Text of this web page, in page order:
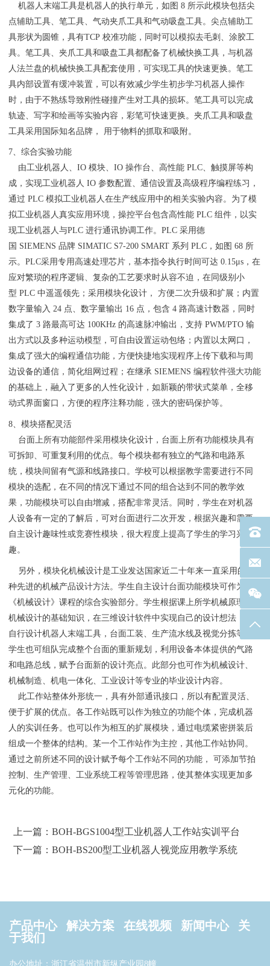
机器人末端工具是机器人的执行单元，如图 8 所示此模块包括尖
点辅助工具、笔工具、气动夹爪工具和气动吸盘工具。尖点辅助工
具形状为圆锥，具有TCP 校准功能，同时可以模拟去毛刺、涂胶工
具。笔工具、夹爪工具和吸盘工具都配备了机械快换工具，与机器
人法兰盘的机械快换工具配套使用，可实现工具的快速更换。笔工
具内部设置有缓冲装置，可以有效减少学生初步学习机器人操作
时，由于不熟练导致刚性碰撞产生对工具的损坏。笔工具可以完成
轨迹、写字和绘画等实验内容，彩笔可快速更换。夹爪工具和吸盘
工具采用国际知名品牌， 用于物料的抓取和吸附。
7、综合实验功能
由工业机器人、IO 模块、IO 操作台、高性能 PLC、触摸屏等构
成，实现工业机器人 IO 参数配置、通信设置及高级程序编程练习，
通过 PLC 模拟工业机器人在生产线应用中的相关实验内容。为了模
拟工业机器人真实应用环境，操控平台包含高性能 PLC 组件，以实
现工业机器人与PLC 进行通讯协调工作。PLC 采用德
国 SIEMENS 品牌 SIMATIC S7-200 SMART 系列 PLC，如图 68 所
示。PLC采用专用高速处理芯片，基本指令执行时间可达 0.15μs，在
应对繁琐的程序逻辑、复杂的工艺要求时从容不迫，在同级别小
型 PLC 中遥遥领先；采用模块化设计， 方便二次升级和扩展；内置
数字量输入 24 点、数字量输出 16 点，包含 4 路高速计数器，同时
集成了 3 路最高可达 100KHz 的高速脉冲输出，支持 PWM/PTO 输
出方式以及多种运动模型，可自由设置运动包络；内置以太网口，
集成了强大的编程通信功能，方便快捷地实现程序上传下载和与周
边设备的通信，简化组网过程；在继承 SIEMENS 编程软件强大功能
的基础上，融入了更多的人性化设计，如新颖的带状式菜单，全移
动式界面窗口，方便的程序注释功能，强大的密码保护等。
8、模块搭配灵活
台面上所有功能部件采用模块化设计，台面上所有功能模块具有
可拆卸、可重复利用的优点。每个模块都有独立的气路和电路系
统，模块间留有气源和线路接口。学校可以根据教学需要进行不同
模块的选配，在不同的情况下通过不同的组合达到不同的教学效
果，功能模块可以自由增减，搭配非常灵活。同时，学生在对机器
人设备有一定的了解后，可对台面进行二次开发，根据兴趣和需要
自主设计趣味性或竞赛性模块，很大程度上提高了学生的学习兴
趣。
另外，模块化机械设计是工业发达国家近二十年来一直采用的一
种先进的机械产品设计方法。学生自主设计台面功能模块可作为
《机械设计》课程的综合实验部分。学生根据课上所学机械原理和
机械设计的基础知识，在三维设计软件中实现自己的设计想法，可
自行设计机器人末端工具，台面工装、生产流水线及视觉分拣等。
学生也可组队完成整个台面的重新规划，利用设备本体提供的气路
和电路总线，赋予台面新的设计亮点。此部分也可作为机械设计、
机械制造、机电一体化、工业设计等专业的毕业设计内容。
此工作站整体外形统一，具有外部通讯接口，所以有配置灵活、
便于扩展的优点。各工作站既可以作为独立的功能个体，完成机器
人的实训任务。也可以作为相互的扩展模块，通过电缆紧密拼装后
组成一个整体的结构。某一个工作站作为主控，其他工作站协同。
通过之前所述不同的设计赋予每个工作站不同的功能， 可添加节拍
控制、生产管理、工业系统工程等管理思路，使其整体实现更加多
元化的功能。
上一篇：BOH-BGS1004型工业机器人工作站实训平台
下一篇：BOH-BS200型工业机器人视觉应用教学系统
产品中心 解决方案 在线视频 新闻中心
关
于我们
办公地址：浙江省温州市新纵产业园8幢
电话
联系
返回